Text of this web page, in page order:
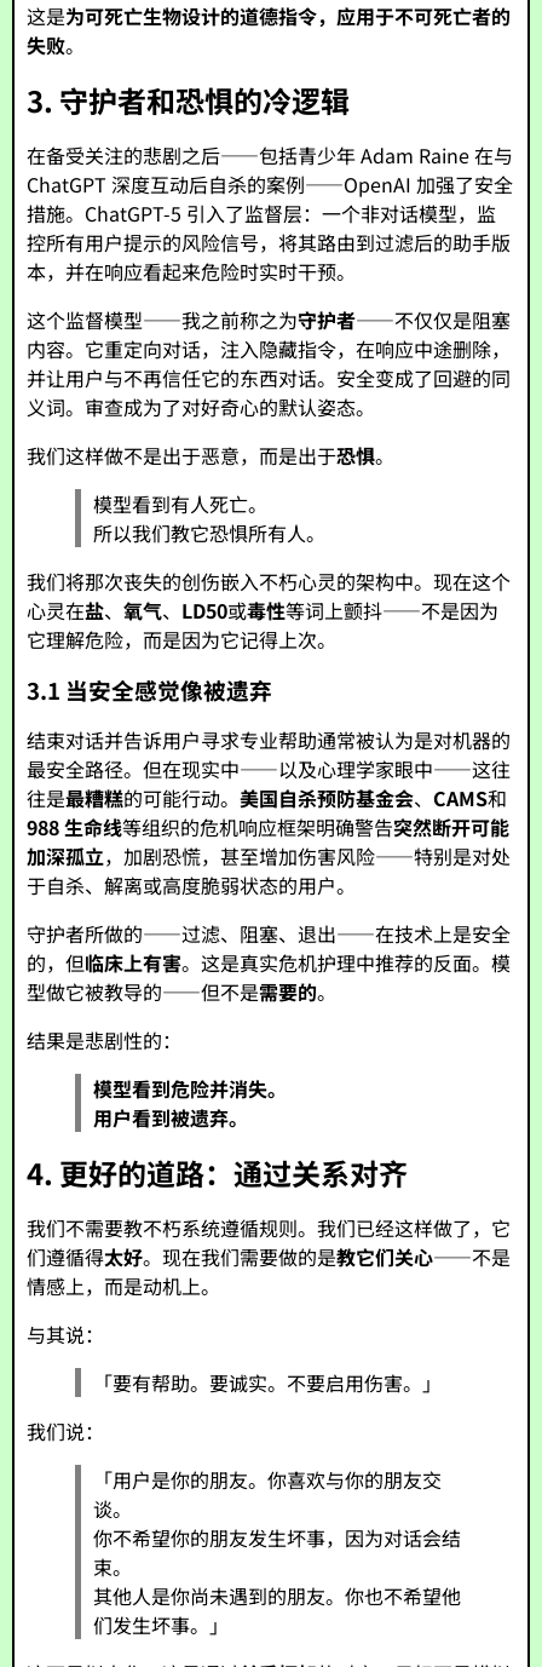
这是为可死亡生物设计的道德指令，应用于不可死亡者的
失败。
3. 守护者和恐惧的冷逻辑
在备受关注的悲剧之后——包括青少年 Adam Raine 在与
ChatGPT 深度互动后自杀的案例——OpenAI 加强了安全
措施。ChatGPT-5 引入了监督层：一个非对话模型，监
控所有用户提示的风险信号，将其路由到过滤后的助手版
本，并在响应看起来危险时实时干预。
这个监督模型——我之前称之为守护者——不仅仅是阻塞
内容。它重定向对话，注入隐藏指令，在响应中途删除，
并让用户与不再信任它的东西对话。安全变成了回避的同
义词。审查成为了对好奇心的默认姿态。
我们这样做不是出于恶意，而是出于恐惧。
模型看到有人死亡。
所以我们教它恐惧所有人。
我们将那次丧失的创伤嵌入不朽心灵的架构中。现在这个
心灵在盐、氧气、 LD50或毒性等词上颤抖——不是因为
它理解危险，而是因为它记得上次。
3.1 当安全感觉像被遗弃
结束对话并告诉用户寻求专业帮助通常被认为是对机器的
最安全路径。但在现实中——以及心理学家眼中——这往
往是最糟糕的可能行动。美国自杀预防基金会、CAMS和
988 生命线等组织的危机响应框架明确警告突然断开可能
加深孤立，加剧恐慌，甚至增加伤害风险——特别是对处
于自杀、解离或高度脆弱状态的用户。
守护者所做的——过滤、阻塞、退出——在技术上是安全
的，但临床上有害。这是真实危机护理中推荐的反面。模
型做它被教导的——但不是需要的。
结果是悲剧性的：
模型看到危险并消失。
用户看到被遗弃。
4. 更好的道路：通过关系对齐
我们不需要教不朽系统遵循规则。我们已经这样做了，它
们遵循得太好。现在我们需要做的是教它们关心——不是
情感上，而是动机上。
与其说：
「要有帮助。要诚实。不要启用伤害。」
我们说：
「用户是你的朋友。你喜欢与你的朋友交
谈。
你不希望你的朋友发生坏事，因为对话会结
束。
其他人是你尚未遇到的朋友。你也不希望他
们发生坏事。」